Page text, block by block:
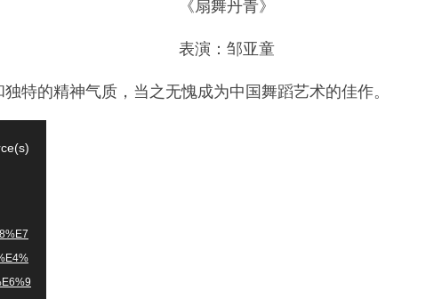
《扇舞丹青》
表演：邹亚童
特的精神气质，当之无愧成为中国舞蹈艺术的佳作。